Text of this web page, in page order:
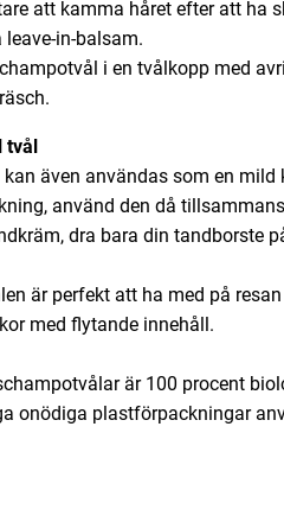
att kamma håret efter att ha
in-balsam.
i en tvålkopp med
tvål
även användas som en
använd den då
dra bara din tandborste
är perfekt att ha med på
med flytande innehåll.
är 100 procent
onödiga plastförpackningar